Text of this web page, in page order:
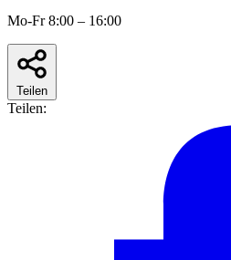
Mo-Fr 8:00 – 16:00
Teilen
Teilen: